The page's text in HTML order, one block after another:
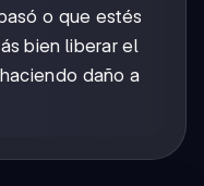
o que estés
bien liberar el
daño a